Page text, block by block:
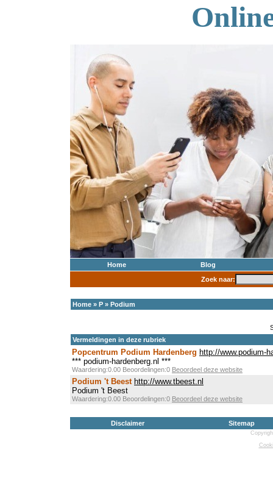
Home
Blog
Zoek naar:
Home » P » Podium
Vermeldingen in deze rubriek
Popcentrum Podium Hardenberg http://www.podium-
*** podium-hardenberg.nl ***
Waardering:0.00 Beoordelingen:0 Beoordeel deze website
Podium 't Beest http://www.tbeest.nl
Podium 't Beest
Waardering:0.00 Beoordelingen:0 Beoordeel deze website
Disclaimer Sitemap